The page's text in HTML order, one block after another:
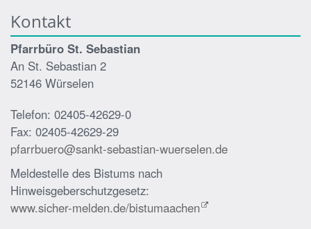
Kontakt
Pfarrbüro St. Sebastian
An St. Sebastian 2
52146 Würselen
Telefon: 02405-42629-0
Fax: 02405-42629-29
pfarrbuero@sankt-sebastian-wuerselen.de
Meldestelle des Bistums nach
Hinweisgeberschutzgesetz:
www.sicher-melden.de/bistumaachen